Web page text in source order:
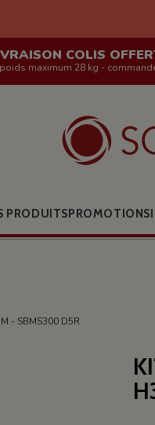
COLIS
maximum 28 kg -
PRODUITSPROMOTIONS
- SBMS300 D5R